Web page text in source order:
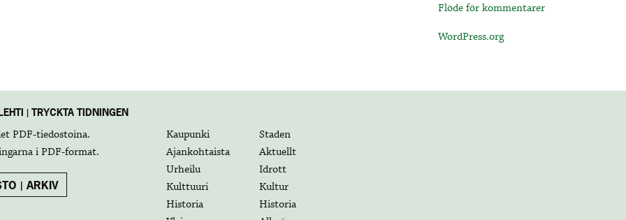
Flöde för kommentarer
WordPress.org
| TRYCKTA TIDNINGEN
PDF-tiedostoina.
iPDF-format.
| ARKIV
Kaupunki
Staden
Ajankohtaista
Aktuellt
Urheilu
Idrott
Kulttuuri
Kultur
Historia
Historia